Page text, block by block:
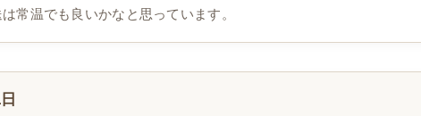
常温でも良いかなと思っています。